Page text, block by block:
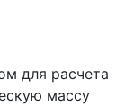
для расчета
массу